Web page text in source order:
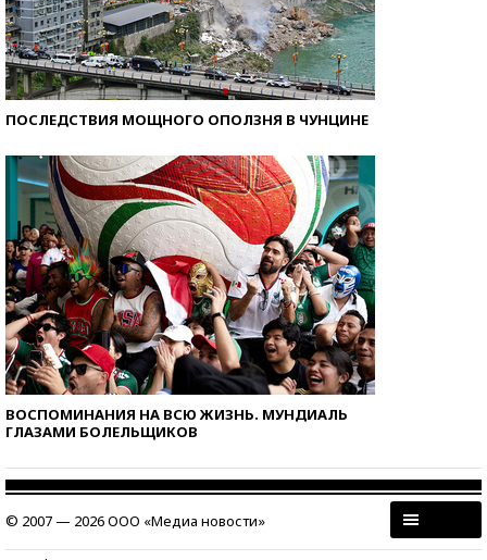
ПОСЛЕДСТВИЯ МОЩНОГО ОПОЛЗНЯ В ЧУНЦИНЕ
ВОСПОМИНАНИЯ НА ВСЮ ЖИЗНЬ. МУНДИАЛЬ
ГЛАЗАМИ БОЛЕЛЬЩИКОВ
© 2007 — 2026 ООО «Медиа новости»